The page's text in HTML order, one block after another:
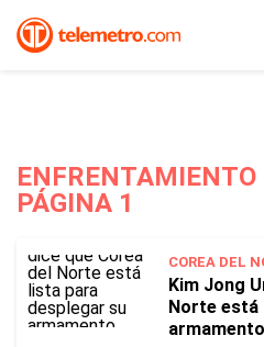
PÁGINA 1
COREA DEL
Kim Jong
Norte está